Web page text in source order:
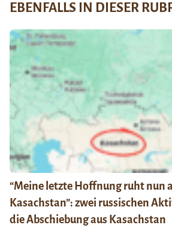
EBENFALLS IN DIESER
“Meine letzte Hoffnung ruht nun
Kasachstan”: zwei russischen
die Abschiebung aus Kasachstan